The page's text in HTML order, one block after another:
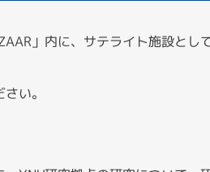
」内に、サテライト施設とし
い。